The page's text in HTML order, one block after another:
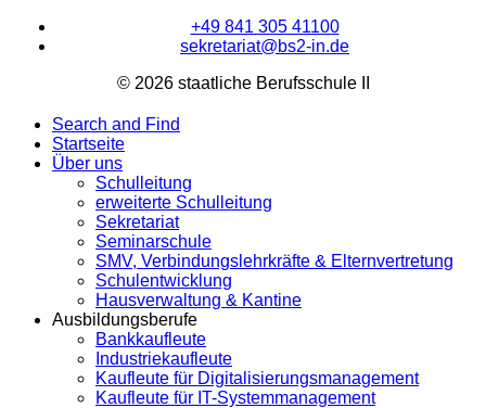
+49 841 305 41100
sekretariat@bs2-in.de
© 2026 staatliche Berufsschule II
Search and Find
Startseite
Über uns
Schulleitung
erweiterte Schulleitung
Sekretariat
Seminarschule
SMV, Verbindungslehrkräfte & Elternvertretung
Schulentwicklung
Hausverwaltung & Kantine
Ausbildungsberufe
Bankkaufleute
Industriekaufleute
Kaufleute für Digitalisierungsmanagement
Kaufleute für IT-Systemmanagement